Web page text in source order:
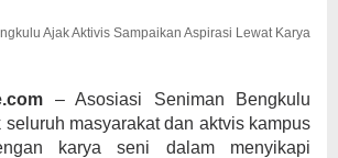
Ajak Aktivis Sampaikan Aspirasi Lewat Karya
– Asosiasi Seniman Bengkulu
seluruh masyarakat dan aktvis kampus
karya seni dalam menyikapi